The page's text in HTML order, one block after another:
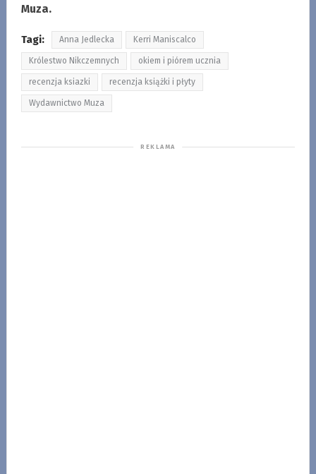
Muza.
Tagi: Anna Jedlecka Kerri Maniscalco
Królestwo Nikczemnych okiem i piórem ucznia
recenzja ksiazki recenzja książki i płyty
Wydawnictwo Muza